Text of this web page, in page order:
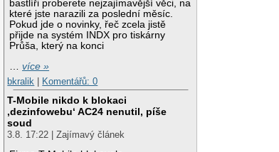
bastlíři proberete nejzajímavější věci, na
které jste narazili za poslední měsíc.
Pokud jde o novinky, řeč zcela jistě
přijde na systém INDX pro tiskárny
Průša, který na konci
…více »
bkralik
Komentářů: 0
T-Mobile nikdo k blokaci
‚dezinfowebu‘ AC24 nenutil, píše
soud
3.8. 17:22 | Zajímavý článek